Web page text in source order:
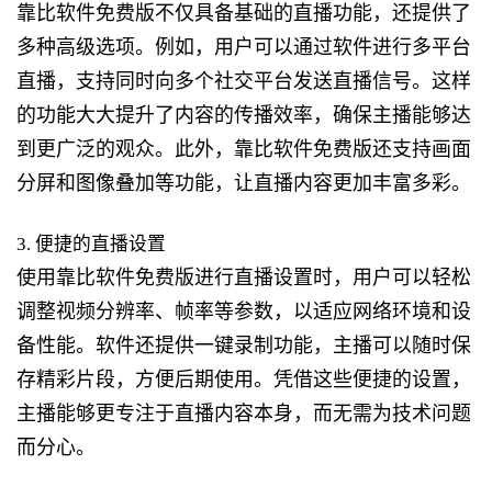
靠比软件免费版不仅具备基础的直播功能，还提供了
多种高级选项。例如，用户可以通过软件进行多平台
直播，支持同时向多个社交平台发送直播信号。这样
的功能大大提升了内容的传播效率，确保主播能够达
到更广泛的观众。此外，靠比软件免费版还支持画面
分屏和图像叠加等功能，让直播内容更加丰富多彩。
3. 便捷的直播设置
使用靠比软件免费版进行直播设置时，用户可以轻松
调整视频分辨率、帧率等参数，以适应网络环境和设
备性能。软件还提供一键录制功能，主播可以随时保
存精彩片段，方便后期使用。凭借这些便捷的设置，
主播能够更专注于直播内容本身，而无需为技术问题
而分心。